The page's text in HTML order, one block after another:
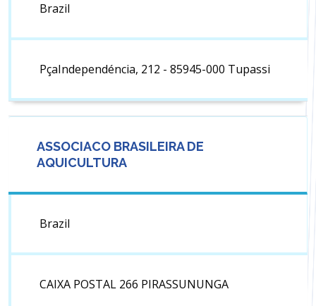
Brazil
PçaIndependéncia, 212 - 85945-000 Tupassi
ASSOCIACO BRASILEIRA DE
AQUICULTURA
Brazil
CAIXA POSTAL 266 PIRASSUNUNGA